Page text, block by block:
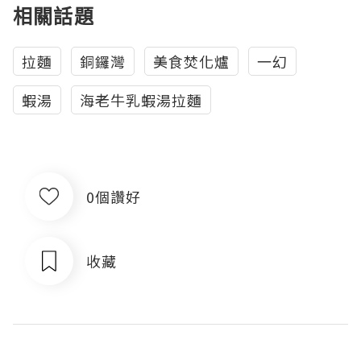
相關話題
拉麵 銅鑼灣 美食焚化爐
一幻
蝦湯
海老牛乳蝦湯拉麵
0個讚好
收藏